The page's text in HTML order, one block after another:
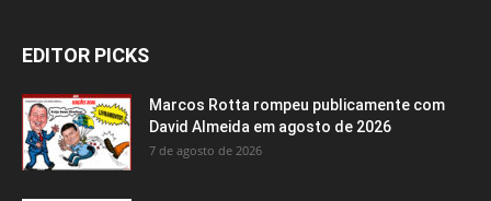
EDITOR PICKS
Marcos Rotta rompeu publicamente com
David Almeida em agosto de 2026
7 de agosto de 2026